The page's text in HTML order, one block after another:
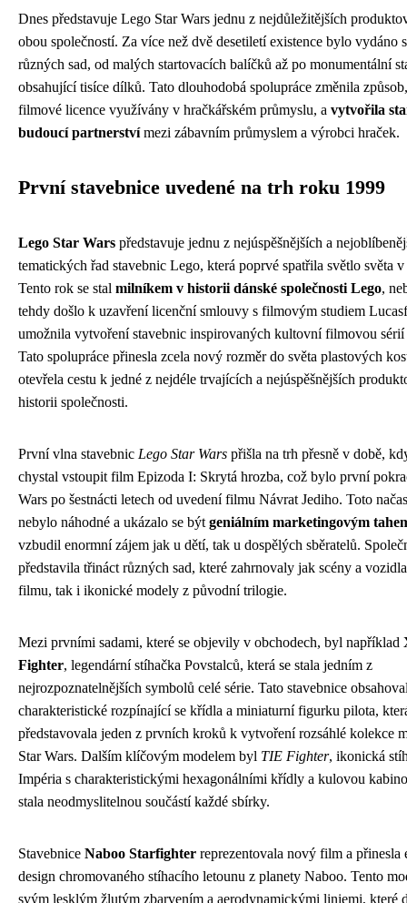
Dnes představuje Lego Star Wars jednu z nejdůležitějších
obou společností. Za více než dvě desetiletí existence bylo vydáno
různých sad, od malých startovacích balíčků až po monumentální
obsahující tisíce dílků. Tato dlouhodobá spolupráce změnila
filmové licence využívány v hračkářském průmyslu, a vytvořila
budoucí partnerstvímezi zábavním průmyslem a výrobci hraček.
První stavebnice uvedené na trh roku 1999
Lego Star Wars představuje jednu z nejúspěšnějších a
tematických řad stavebnic Lego, která poprvé spatřila světlo světa
Tento rok se stal milníkem v historii dánské společnosti Lego,
tehdy došlo k uzavření licenční smlouvy s filmovým studiem
umožnila vytvoření stavebnic inspirovaných kultovní filmovou sérií
Tato spolupráce přinesla zcela nový rozměr do světa plastových
otevřela cestu k jedné z nejdéle trvajících a nejúspěšnějších
historii společnosti.
První vlna stavebnic Lego Star Wars přišla na trh přesně v době,
chystal vstoupit film Epizoda I: Skrytá hrozba, což bylo první
Wars po šestnácti letech od uvedení filmu Návrat Jediho. Toto
nebylo náhodné a ukázalo se být geniálním marketingovým
vzbudil enormní zájem jak u dětí, tak u dospělých sběratelů.
představila třináct různých sad, které zahrnovaly jak scény a
filmu, tak i ikonické modely z původní trilogie.
Mezi prvními sadami, které se objevily v obchodech, byl například
Fighter, legendární stíhačka Povstalců, která se stala jedním z
nejrozpoznatelnějších symbolů celé série. Tato stavebnice
charakteristické rozpínající se křídla a miniaturní figurku pilota,
představovala jeden z prvních kroků k vytvoření rozsáhlé kolekce
Star Wars. Dalším klíčovým modelem byl TIE Fighter, ikonická
Impéria s charakteristickými hexagonálními křídly a kulovou
stala neodmyslitelnou součástí každé sbírky.
Stavebnice Naboo Starfighter reprezentovala nový film a přinesla
design chromovaného stíhacího letounu z planety Naboo. Tento
svým lesklým žlutým zbarvením a aerodynamickými liniemi, které